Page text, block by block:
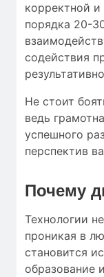
корректной
порядка 20-
содействия
Не стоит
ведь
успешного
перспектив
Почему
Технологии
проникая в
становится
образование